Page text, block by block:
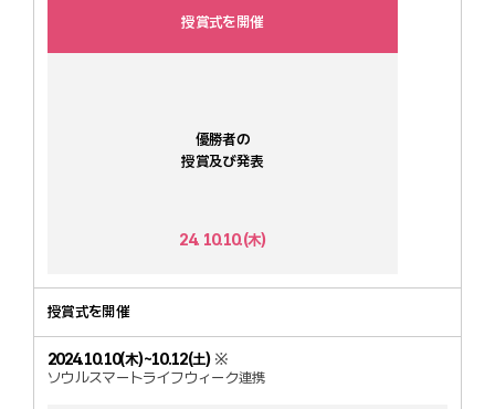
授賞式を開催
優勝者の
授賞及び発表
24. 10.10.(木)
授賞式を開催
2024.10.10(木)~10.12(土) ※
ソウルスマートライフウィーク連携